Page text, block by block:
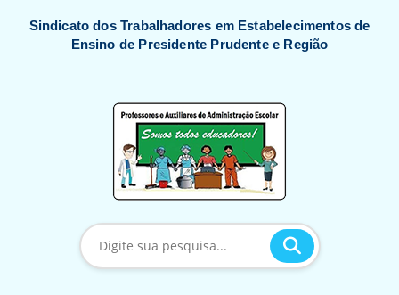
Sindicato dos Trabalhadores em Estabelecimentos de
Ensino de Presidente Prudente e Região